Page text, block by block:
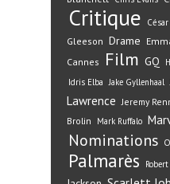
Critique César
Gleeson Drame
Cannes
Film GQ
Idris Elba Jake Gyllenhaal
Lawrence Jeremy
Brolin
Mark Ruffalo
Nominations
Palmarès